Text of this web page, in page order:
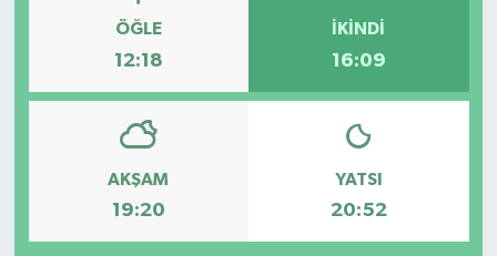
ÖĞLE
12:18
İKINDI
16:09
AKŞAM
19:20
YATSI
20:52